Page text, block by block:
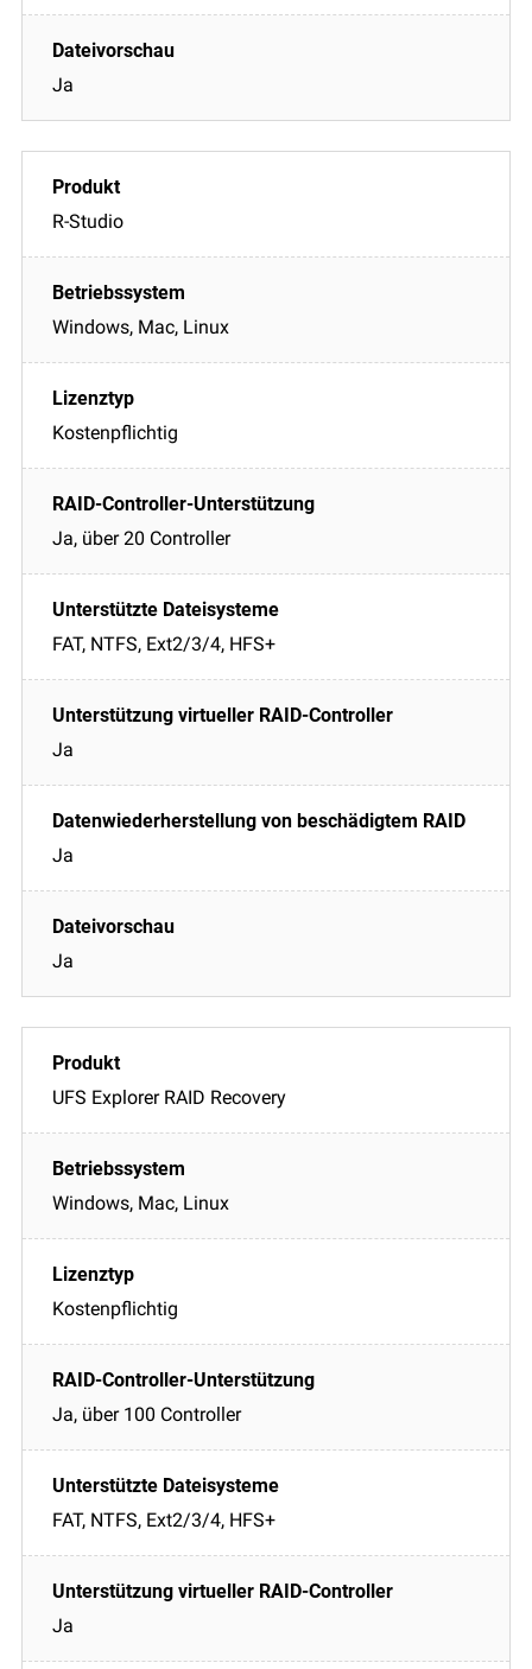
Ja
R-Studio
Windows, Mac, Linux
Kostenpflichtig
Ja, über 20 Controller
FAT, NTFS, Ext2/3/4, HFS+
Ja
Ja
Ja
UFS Explorer RAID Recovery
Windows, Mac, Linux
Kostenpflichtig
Ja, über 100 Controller
FAT, NTFS, Ext2/3/4, HFS+
Ja